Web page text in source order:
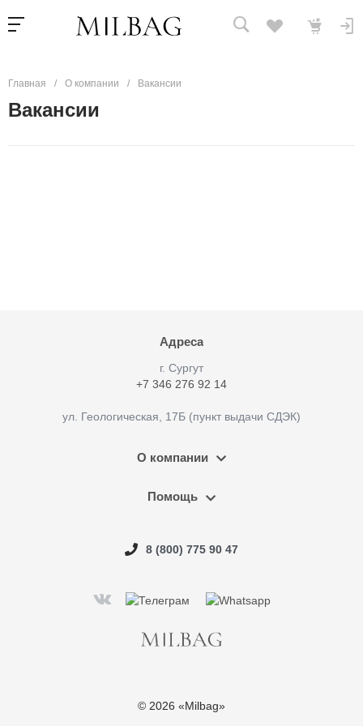
Главная / О компании / Вакансии
Вакансии
Адреса
г. Cургут
+7 346 276 92 14
ул. Геологическая, 17Б (пункт выдачи СДЭК)
О компании
Помощь
8 (800) 775 90 47
© 2026 «Milbag»